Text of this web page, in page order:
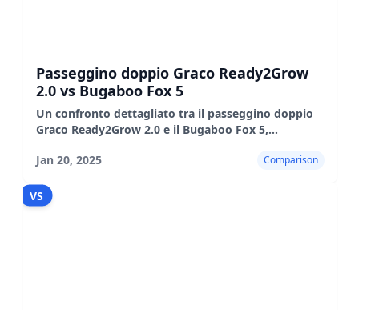
Passeggino doppio Graco Ready2Grow
2.0 vs Bugaboo Fox 5
Un confronto dettagliato tra il passeggino doppio
Graco Ready2Grow 2.0 e il Bugaboo Fox 5,
Jan 20, 2025
Comparison
VS